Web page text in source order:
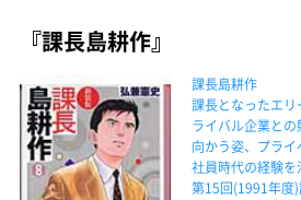
『課長島耕作』
課長島耕作
課長となったエリ
ライバル企業と
向かう姿、プラ
社員時代の経験を
第15回(1991年度